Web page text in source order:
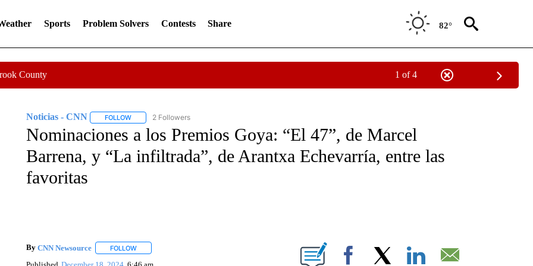
Sports Problem Solvers Contests Share 82°
County 1 of 4
Noticias - CNN FOLLOWFOLLOW "NOTICIAS - CNN" TO RECEIVE NOTIFICATIONS ABOUT NEW PAGES ON "NOTICIAS - CNN".
2 Followers
Nominaciones a los Premios Goya: “El 47”, de Marcel
Barrena, y “La infiltrada”, de Arantxa Echevarría, entre las
favoritas
By CNN Newsource FOLLOWFOLLOW "" TO RECEIVE NOTIFICATIONS ABOUT NEW PAGES ON "".